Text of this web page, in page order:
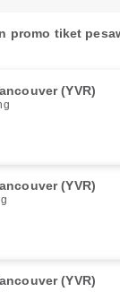
promo tiket
(YVR)
(YVR)
(YVR)